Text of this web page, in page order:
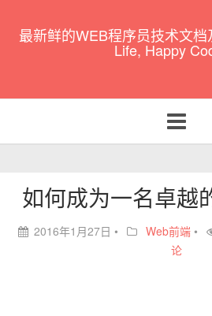
最新鲜的WEB程序员技术文
Life, Happy
navigation
如何成为一名卓越
2016年1月27日 • Web前端 •
论